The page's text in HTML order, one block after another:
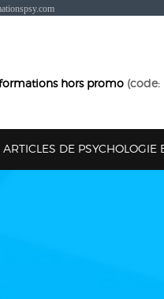
hors promo (code:
ARTICLES DE PSYCHOLOGIE